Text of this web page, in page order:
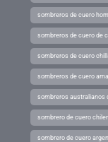
sombreros de cuero
sombreros de cuero de
sombreros de cuero
sombreros de cuero
sombreros australianos
sombrero de cuero
sombrero de cuero